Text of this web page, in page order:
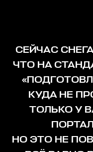
СЕЙЧАС
ЧТО НА
КУДА НЕ
ТОЛЬКО У
НО ЭТО НЕ